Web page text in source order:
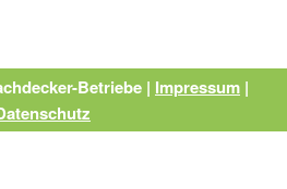
Betriebe | Impressum |